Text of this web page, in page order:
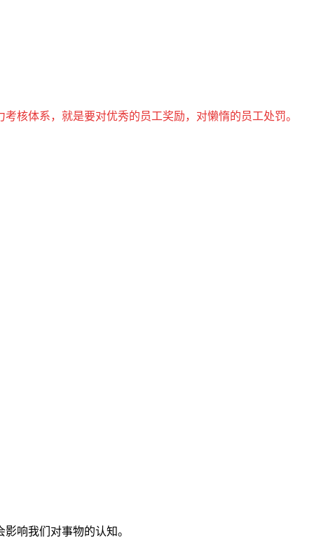
核体系，就是要对优秀的员工奖励，对懒惰的员工处罚。
响我们对事物的认知。